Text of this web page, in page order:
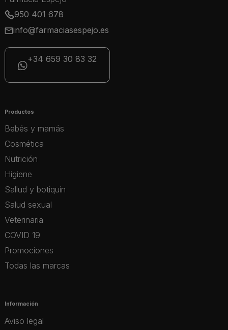
950 401 678
info@farmaciasespejo.es
+34 659 30 83 32
Productos
Bebés y mamás
Cosmética
Nutrición
Higiene
Sallud y botiquín
Salud sexual
Veterinaria
COVID 19
Promociones
Todas las marcas
Información
Aviso legal